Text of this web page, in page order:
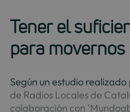
Tener el
para movernos
Según un estudio realizado
de Radios Locales de
colaboración con